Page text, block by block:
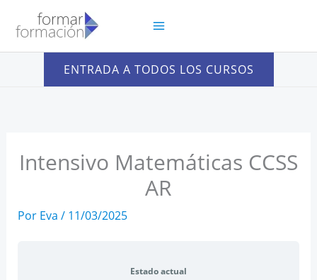
contenido
ENTRADA A TODOS LOS CURSOS
Intensivo Matemáticas CCSS
AR
Por Eva / 11/03/2025
Estado actual